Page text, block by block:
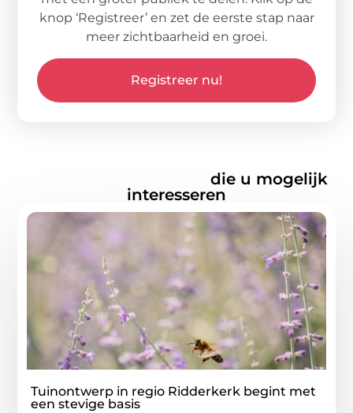
knop ‘Registreer’ en zet de eerste stap naar
meer zichtbaarheid en groei.
Registreer nu!
die u mogelijk
interesseren
Tuinontwerp in regio Ridderkerk begint met
een stevige basis